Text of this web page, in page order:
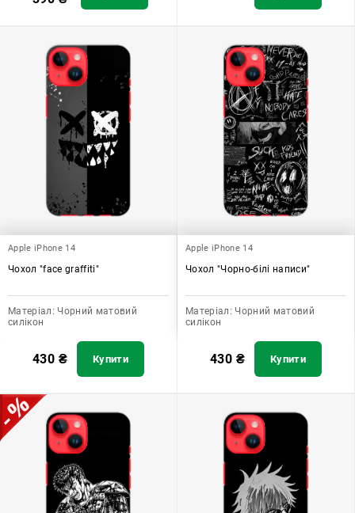
Apple iPhone 14
Чохол "face graffiti"
Матеріал: Чорний матовий
силікон
430 ₴ Купити
Apple iPhone 14
Чохол "Чорно-білі написи"
Матеріал: Чорний матовий
силікон
430 ₴ Купити